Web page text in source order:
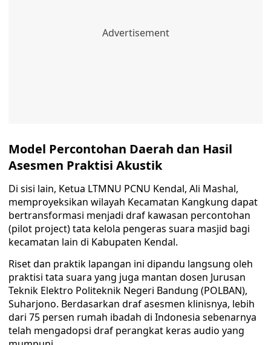
Model Percontohan Daerah dan Hasil
Asesmen Praktisi Akustik
Di sisi lain, Ketua LTMNU PCNU Kendal, Ali Mashal,
memproyeksikan wilayah Kecamatan Kangkung dapat
bertransformasi menjadi draf kawasan percontohan
(pilot project) tata kelola pengeras suara masjid bagi
kecamatan lain di Kabupaten Kendal.
Riset dan praktik lapangan ini dipandu langsung oleh
praktisi tata suara yang juga mantan dosen Jurusan
Teknik Elektro Politeknik Negeri Bandung (POLBAN),
Suharjono. Berdasarkan draf asesmen klinisnya, lebih
dari 75 persen rumah ibadah di Indonesia sebenarnya
telah mengadopsi draf perangkat keras audio yang